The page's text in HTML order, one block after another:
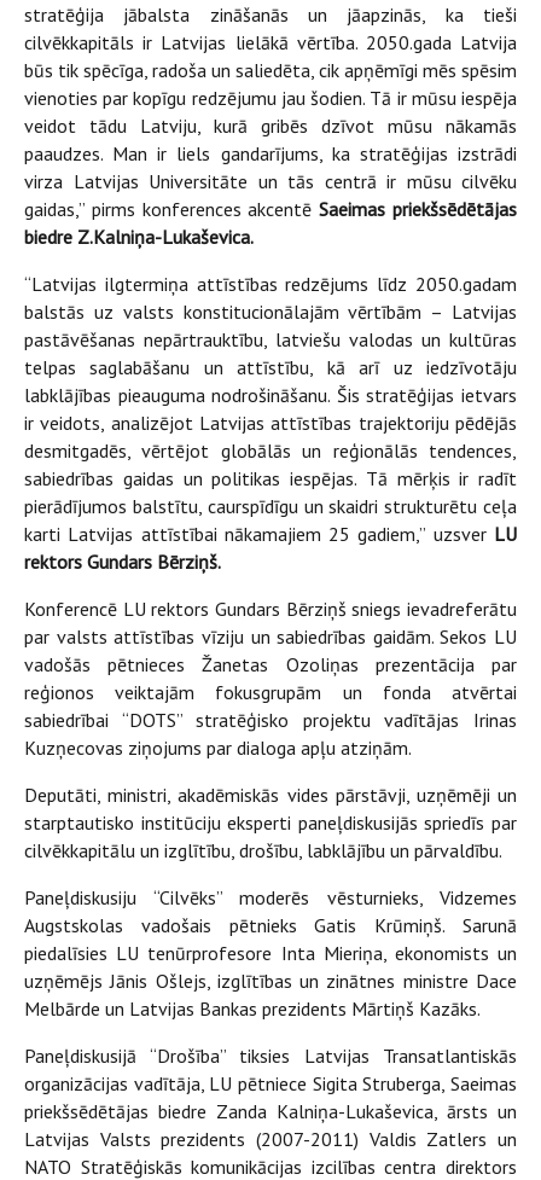
stratēģija jābalsta zināšanās un jāapzinās, ka tieši
cilvēkkapitāls ir Latvijas lielākā vērtība. 2050.gada Latvija
būs tik spēcīga, radoša un saliedēta, cik apņēmīgi mēs spēsim
vienoties par kopīgu redzējumu jau šodien. Tā ir mūsu iespēja
veidot tādu Latviju, kurā gribēs dzīvot mūsu nākamās
paaudzes. Man ir liels gandarījums, ka stratēģijas izstrādi
virza Latvijas Universitāte un tās centrā ir mūsu cilvēku
gaidas,” pirms konferences akcentēSaeimas priekšsēdētājas
biedre Z.Kalniņa-Lukaševica.
“Latvijas ilgtermiņa attīstības redzējums līdz 2050.gadam
balstās uz valsts konstitucionālajām vērtībām – Latvijas
pastāvēšanas nepārtrauktību, latviešu valodas un kultūras
telpas saglabāšanu un attīstību, kā arī uz iedzīvotāju
labklājības pieauguma nodrošināšanu. Šis stratēģijas ietvars
ir veidots, analizējot Latvijas attīstības trajektoriju pēdējās
desmitgadēs, vērtējot globālās un reģionālās tendences,
sabiedrības gaidas un politikas iespējas. Tā mērķis ir radīt
pierādījumos balstītu, caurspīdīgu un skaidri strukturētu ceļa
karti Latvijas attīstībai nākamajiem 25 gadiem,” uzsver LU
rektors Gundars Bērziņš.
Konferencē LU rektors Gundars Bērziņš sniegs ievadreferātu
par valsts attīstības vīziju un sabiedrības gaidām. Sekos LU
vadošās pētnieces Žanetas Ozoliņas prezentācija par
reģionos veiktajām fokusgrupām un fonda atvērtai
sabiedrībai “DOTS” stratēģisko projektu vadītājas Irinas
Kuzņecovas ziņojums par dialoga apļu atziņām.
Deputāti, ministri, akadēmiskās vides pārstāvji, uzņēmēji un
starptautisko institūciju eksperti paneļdiskusijās spriedīs par
cilvēkkapitālu un izglītību, drošību, labklājību un pārvaldību.
Paneļdiskusiju “Cilvēks” moderēs vēsturnieks, Vidzemes
Augstskolas vadošais pētnieks Gatis Krūmiņš. Sarunā
piedalīsies LU tenūrprofesore Inta Mieriņa, ekonomists un
uzņēmējs Jānis Ošlejs, izglītības un zinātnes ministre Dace
Melbārde un Latvijas Bankas prezidents Mārtiņš Kazāks.
Paneļdiskusijā “Drošība” tiksies Latvijas Transatlantiskās
organizācijas vadītāja, LU pētniece Sigita Struberga, Saeimas
priekšsēdētājas biedre Zanda Kalniņa-Lukaševica, ārsts un
Latvijas Valsts prezidents (2007-2011) Valdis Zatlers un
NATO Stratēģiskās komunikācijas izcilības centra direktors